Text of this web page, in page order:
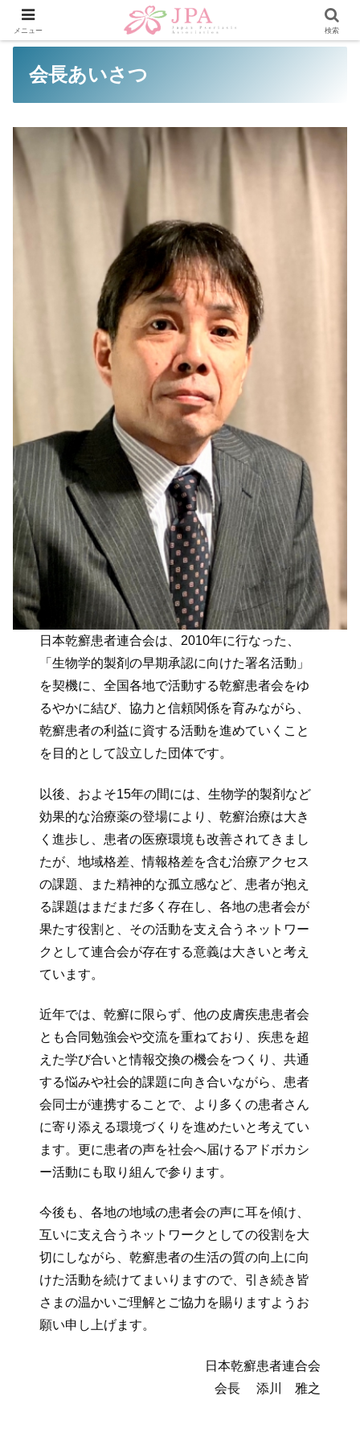
会長あいさつ
日本乾癬患者連合会は、2010年に行なった、
「生物学的製剤の早期承認に向けた署名活動」
を契機に、全国各地で活動する乾癬患者会をゆ
るやかに結び、協力と信頼関係を育みながら、
乾癬患者の利益に資する活動を進めていくこと
を目的として設立した団体です。
以後、およそ15年の間には、生物学的製剤など
効果的な治療薬の登場により、乾癬治療は大き
く進歩し、患者の医療環境も改善されてきまし
たが、地域格差、情報格差を含む治療アクセス
の課題、また精神的な孤立感など、患者が抱え
る課題はまだまだ多く存在し、各地の患者会が
果たす役割と、その活動を支え合うネットワー
クとして連合会が存在する意義は大きいと考え
ています。
近年では、乾癬に限らず、他の皮膚疾患患者会
とも合同勉強会や交流を重ねており、疾患を超
えた学び合いと情報交換の機会をつくり、共通
する悩みや社会的課題に向き合いながら、患者
会同士が連携することで、より多くの患者さん
に寄り添える環境づくりを進めたいと考えてい
ます。更に患者の声を社会へ届けるアドボカシ
ー活動にも取り組んで参ります。
今後も、各地の地域の患者会の声に耳を傾け、
互いに支え合うネットワークとしての役割を大
切にしながら、乾癬患者の生活の質の向上に向
けた活動を続けてまいりますので、引き続き皆
さまの温かいご理解とご協力を賜りますようお
願い申し上げます。
日本乾癬患者連合会
会長 添川 雅之
メニュー 検索